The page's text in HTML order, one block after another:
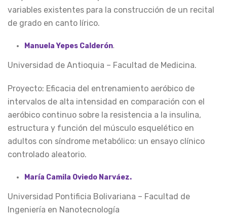
variables existentes para la construcción de un recital
de grado en canto lírico.
Manuela Yepes Calderón.
Universidad de Antioquia – Facultad de Medicina.
Proyecto: Eficacia del entrenamiento aeróbico de
intervalos de alta intensidad en comparación con el
aeróbico continuo sobre la resistencia a la insulina,
estructura y función del músculo esquelético en
adultos con síndrome metabólico: un ensayo clínico
controlado aleatorio.
María Camila Oviedo Narváez.
Universidad Pontificia Bolivariana – Facultad de
Ingeniería en Nanotecnología